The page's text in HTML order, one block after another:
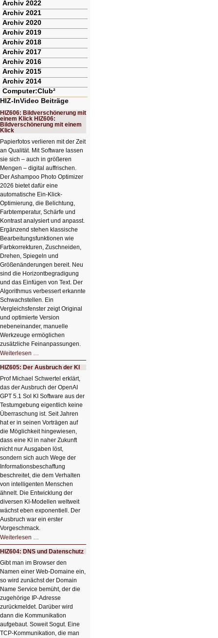
Archiv 2022
Archiv 2021
Archiv 2020
Archiv 2019
Archiv 2018
Archiv 2017
Archiv 2016
Archiv 2015
Archiv 2014
Computer:Club²
HIZ-InVideo Beiträge
HIZ606: Bildverschönerung mit
einem Klick HIZ606:
Bildverschönerung mit einem
Klick
Papierfotos verlieren mit der Zeit
an Qualität. Mit Software lassen
sie sich – auch in größeren
Mengen – digital auffrischen.
Der Ashampoo Photo Optimizer
2026 bietet dafür eine
automatische Ein-Klick-
Optimierung, die Belichtung,
Farbtemperatur, Schärfe und
Kontrast analysiert und anpasst.
Ergänzend stehen klassische
Bearbeitungsfunktionen wie
Farbkorrekturen, Zuschneiden,
Drehen, Spiegeln und
Größenänderungen bereit. Neu
sind die Horizontbegradigung
und das Einfügen von Text. Der
Algorithmus verbessert erkannte
Schwachstellen. Ein
Vergleichsfenster zeigt Original
und optimierte Version
nebeneinander, manuelle
Werkzeuge ermöglichen
zusätzliche Feinanpassungen.
Weiterlesen …
Bildverschönerung
mit
einem
Klick
HIZ606:
Bildverschönerung
mit
einem
Klick
HIZ605: Der Ausbruch der KI
Prof Michael Schwertel erklärt,
das der Ausbruch der OpenAI
GPT 5.1 Sol KI Software aus der
Testumgebung eigentlich keine
Überraschung ist. Seit Jahren
hat er in seinen Vorträgen auf
die Möglichkeit hingewiesen,
dass eine KI in naher Zukunft
nicht nur Ausgaben löst,
sondern sich auch Wege der
Informationsbeschaffung
beschreitet, die dem Verhalten
von intelligenten Menschen
ähnelt. Die Entwicklung der
diversen KI-Modellen weltweit
wächst eben exponentiell. Der
Ausbruch war ein erster
Vorgeschmack.
Weiterlesen …
Der
Ausbruch
der
KI
HIZ604: DNS und Datenschutz
Gibt man im Browser den
Namen einer Web-Domaine ein,
so wird zunächst der Domain
Name Service bemüht, der die
zugehörige IP-Adresse
zurückmeldet. Darüber wird
dann die Kommunikation
aufgebaut. Soweit Sogut. Eine
TCP-Kommunikation, die man